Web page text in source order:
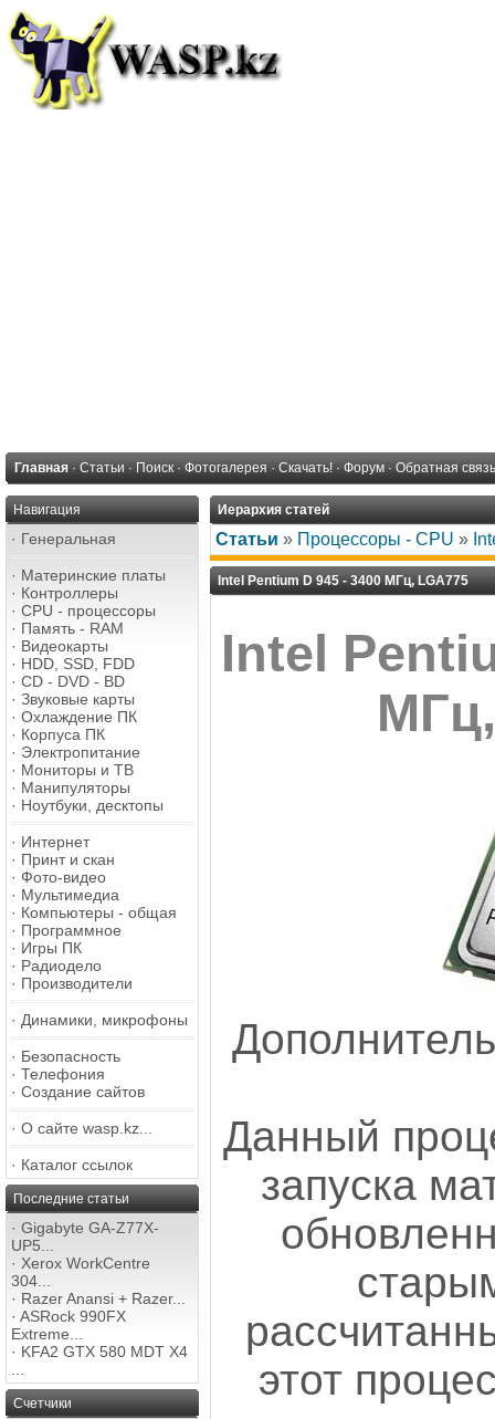
Главная · Статьи · Поиск · Фотогалерея · Скачать! · Форум · Обратная связь
Навигация
· Генеральная
· Материнские платы
· Контроллеры
· CPU - процессоры
· Память - RAM
· Видеокарты
· HDD, SSD, FDD
· CD - DVD - BD
· Звуковые карты
· Охлаждение ПК
· Корпуса ПК
· Электропитание
· Мониторы и ТВ
· Манипуляторы
· Ноутбуки, десктопы
· Интернет
· Принт и скан
· Фото-видео
· Мультимедиа
· Компьютеры - общая
· Программное
· Игры ПК
· Радиодело
· Производители
· Динамики, микрофоны
· Безопасность
· Телефония
· Создание сайтов
· О сайте wasp.kz...
· Каталог ссылок
Последние статьи
· Gigabyte GA-Z77X-
UP5...
· Xerox WorkCentre
304...
· Razer Anansi + Razer...
· ASRock 990FX
Extreme...
· KFA2 GTX 580 MDT X4
Счетчики
Иерархия статей
Статьи » Процессоры - CPU »
Intel Pentium D 945 - 3400 МГц, LGA775
Intel
Данный
запуска
этот